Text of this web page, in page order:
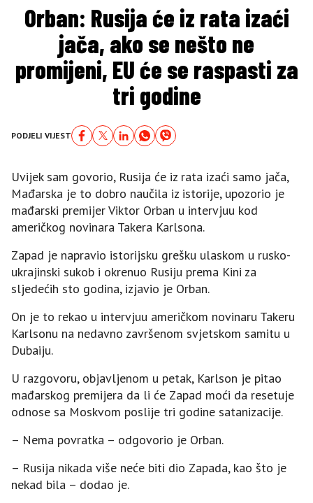
Orban: Rusija će iz rata izaći
jača, ako se nešto ne
promijeni, EU će se raspasti za
tri godine
PODJELI VIJEST
Uvijek sam govorio, Rusija će iz rata izaći samo jača,
Mađarska je to dobro naučila iz istorije, upozorio je
mađarski premijer Viktor Orban u intervjuu kod
američkog novinara Takera Karlsona.
Zapad je napravio istorijsku grešku ulaskom u rusko-
ukrajinski sukob i okrenuo Rusiju prema Kini za
sljedećih sto godina, izjavio je Orban.
On je to rekao u intervjuu američkom novinaru Takeru
Karlsonu na nedavno završenom svjetskom samitu u
Dubaiju.
U razgovoru, objavljenom u petak, Karlson je pitao
mađarskog premijera da li će Zapad moći da resetuje
odnose sa Moskvom poslije tri godine satanizacije.
– Nema povratka – odgovorio je Orban.
– Rusija nikada više neće biti dio Zapada, kao što je
nekad bila – dodao je.